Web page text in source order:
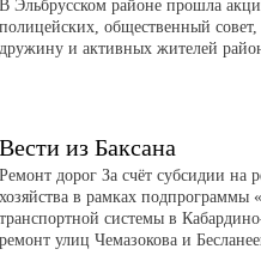
В Эльбрусском районе прошла
полицейских, общественный
дружину и активных жителей
Вести из Баксана
Ремонт дорог За счёт субсидии на
хозяйства в рамках подпрограммы
транспортной системы в
ремонт улиц Чемазокова и